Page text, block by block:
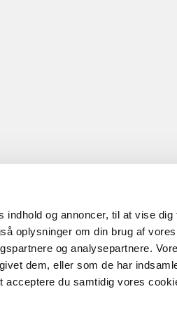
og annoncer, til at vise
oplysninger om din brug af
og analysepartnere.
dem, eller som de har
du samtidig vores